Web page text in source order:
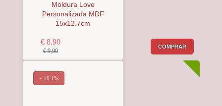
Moldura Love
Personalizada MDF
15x12.7cm
€ 8,90
€ 9,90
COMPRAR
− 10.1%